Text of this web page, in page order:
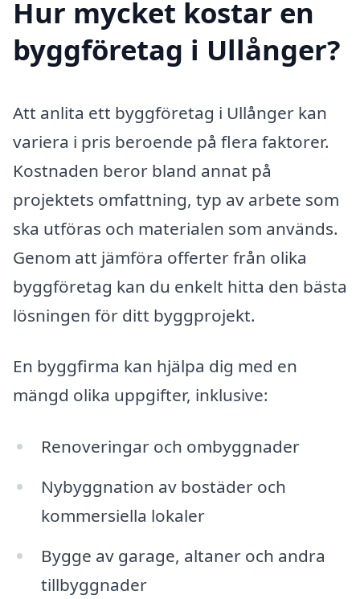
Hur mycket kostar en
byggföretag i Ullånger?
Att anlita ett byggföretag i Ullånger kan
variera i pris beroende på flera faktorer.
Kostnaden beror bland annat på
projektets omfattning, typ av arbete som
ska utföras och materialen som används.
Genom att jämföra offerter från olika
byggföretag kan du enkelt hitta den bästa
lösningen för ditt byggprojekt.
En byggfirma kan hjälpa dig med en
mängd olika uppgifter, inklusive:
Renoveringar och ombyggnader
Nybyggnation av bostäder och
kommersiella lokaler
Bygge av garage, altaner och andra
tillbyggnader